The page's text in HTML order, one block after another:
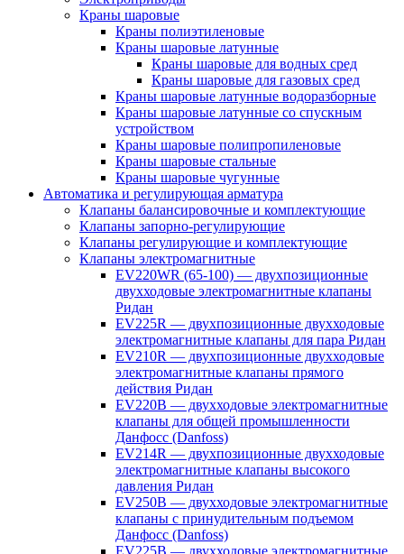
Краны шаровые
Краны полиэтиленовые
Краны шаровые латунные
Краны шаровые для водных сред
Краны шаровые для газовых сред
Краны шаровые латунные водоразборные
Краны шаровые латунные со спускным
устройством
Краны шаровые полипропиленовые
Краны шаровые стальные
Краны шаровые чугунные
Автоматика и регулирующая арматура
Клапаны балансировочные и комплектующие
Клапаны запорно-регулирующие
Клапаны регулирующие и комплектующие
Клапаны электромагнитные
EV220WR (65-100) — двухпозиционные
двухходовые электромагнитные клапаны
Ридан
EV225R — двухпозиционные двухходовые
электромагнитные клапаны для пара Ридан
EV210R — двухпозиционные двухходовые
электромагнитные клапаны прямого
действия Ридан
EV220B — двухходовые электромагнитные
клапаны для общей промышленности
Данфосс (Danfoss)
EV214R — двухпозиционные двухходовые
электромагнитные клапаны высокого
давления Ридан
EV250B — двухходовые электромагнитные
клапаны с принудительным подъемом
Данфосс (Danfoss)
EV225B — двухходовые электромагнитные